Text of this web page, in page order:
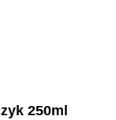
250ml